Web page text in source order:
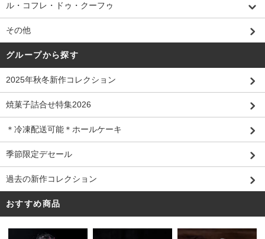
ル・コフレ・ドゥ・クーフゥ
その他
グループから探す
2025年秋冬新作コレクション
焼菓子詰合せ特集2026
＊冷凍配送可能＊ホールケーキ
季節限定デセール
過去の新作コレクション
おすすめ商品